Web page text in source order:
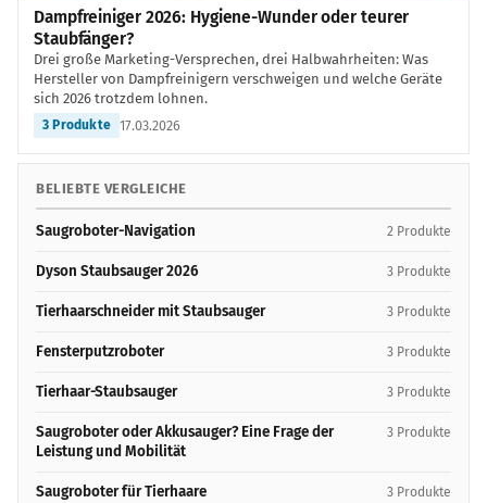
Dampfreiniger 2026: Hygiene-Wunder oder teurer
Staubfänger?
Drei große Marketing-Versprechen, drei Halbwahrheiten: Was
Hersteller von Dampfreinigern verschweigen und welche Geräte
sich 2026 trotzdem lohnen.
3 Produkte 17.03.2026
BELIEBTE VERGLEICHE
Saugroboter-Navigation 2 Produkte
Dyson Staubsauger 2026 3 Produkte
Tierhaarschneider mit Staubsauger 3 Produkte
Fensterputzroboter 3 Produkte
Tierhaar-Staubsauger 3 Produkte
Saugroboter oder Akkusauger? Eine Frage der
Leistung und Mobilität
3 Produkte
Saugroboter für Tierhaare 3 Produkte